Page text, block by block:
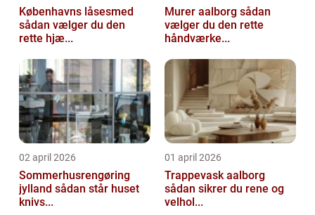
Københavns låsesmed
sådan vælger du den
rette hjæ...
Murer aalborg sådan
vælger du den rette
håndværke...
02 april 2026
Sommerhusrengøring
jylland sådan står huset
knivs...
01 april 2026
Trappevask aalborg
sådan sikrer du rene og
velhol...